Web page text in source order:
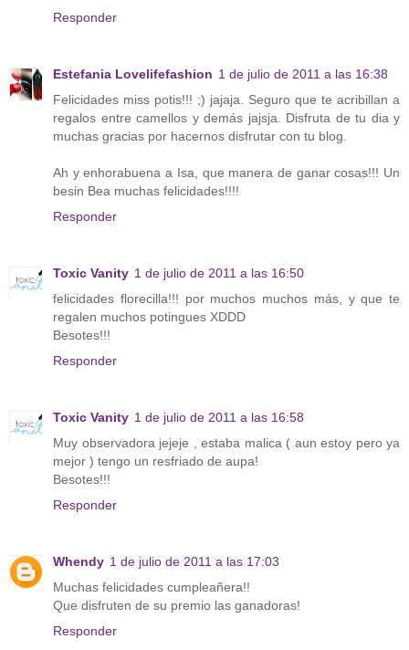
Responder
Estefania Lovelifefashion 1 de julio de 2011 a las 16:38
Felicidades miss potis!!! ;) jajaja. Seguro que te acribillan a
regalos entre camellos y demás jajsja. Disfruta de tu dia y
muchas gracias por hacernos disfrutar con tu blog.
Ah y enhorabuena a Isa, que manera de ganar cosas!!! Un
besin Bea muchas felicidades!!!!
Responder
Toxic Vanity 1 de julio de 2011 a las 16:50
felicidades florecilla!!! por muchos muchos más, y que te
regalen muchos potingues XDDD
Besotes!!!
Responder
Toxic Vanity 1 de julio de 2011 a las 16:58
Muy observadora jejeje , estaba malica ( aun estoy pero ya
mejor ) tengo un resfriado de aupa!
Besotes!!!
Responder
Whendy 1 de julio de 2011 a las 17:03
Muchas felicidades cumpleañera!!
Que disfruten de su premio las ganadoras!
Responder